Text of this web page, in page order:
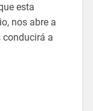
esta
nos abre a
conducirá a